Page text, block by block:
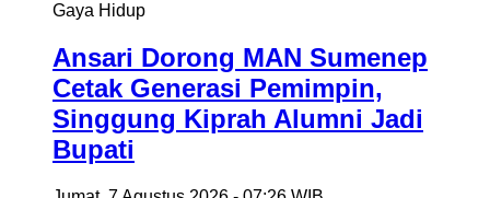
Gaya Hidup
Ansari Dorong MAN Sumenep
Cetak Generasi Pemimpin,
Singgung Kiprah Alumni Jadi
Bupati